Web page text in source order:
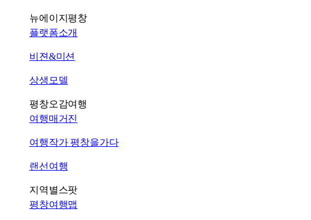
뉴에이지평창
플랫폼소개
비젼&미션
상생모델
평창오감여행
여행매거진
여행작가 평창을가다
랜선여행
지역별스팟
평창여행맵